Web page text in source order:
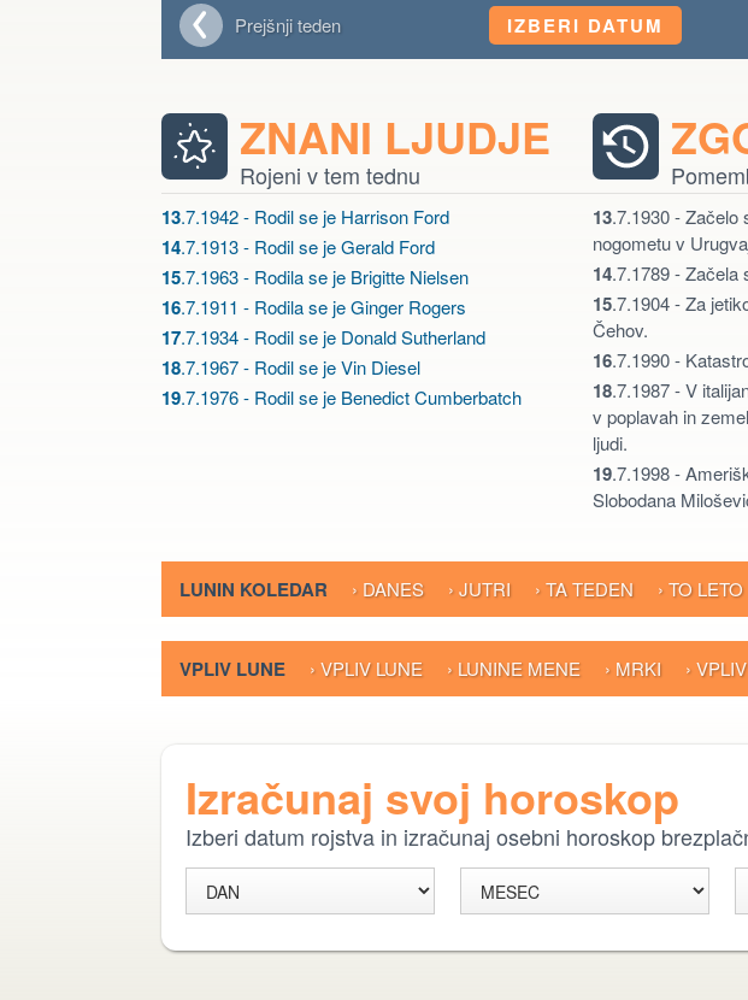
Prejšnji teden IZBERI DATUM
ZNANI LJUDJE
Rojeni v tem tednu
13.7.1942 - Rodil se je Harrison Ford
14.7.1913 - Rodil se je Gerald Ford
15.7.1963 - Rodila se je Brigitte Nielsen
16.7.1911 - Rodila se je Ginger Rogers
17.7.1934 - Rodil se je Donald Sutherland
18.7.1967 - Rodil se je Vin Diesel
19.7.1976 - Rodil se je Benedict Cumberbatch
13.7.1930 - Začelo
nogometu v
14.7.1789 - Začela
15.7.1904 - Za
Čehov.
16.7.1990 -
18.7.1987 - V
v poplavah in
ljudi.
19.7.1998 -
Slobodana
LUNIN KOLEDAR › DANES › JUTRI › TA TEDEN › TO LETO
VPLIV LUNE › VPLIV LUNE › LUNINE MENE › MRKI ›
Izračunaj svoj horoskop
Izberi datum rojstva in izračunaj osebni horoskop